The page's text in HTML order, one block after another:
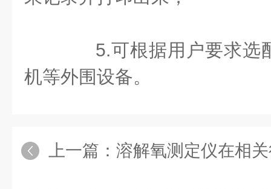
5.可根据用户要求选
机等外围设备。
上一篇： 溶解氧测定仪在相